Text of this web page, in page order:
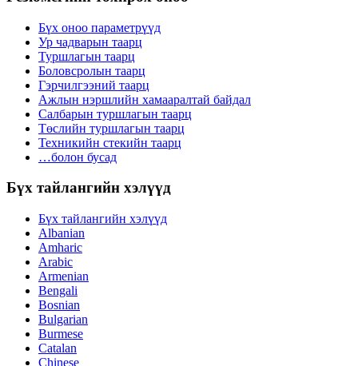
Бүх оноо параметрүүд
Ур чадварын таарц
Туршлагын таарц
Боловсролын таарц
Гэрчилгээний таарц
Ажлын нэршлийн хамааралтай байдал
Салбарын туршлагын таарц
Төслийн туршлагын таарц
Техникийн стекийн таарц
…болон бусад
Бүх тайлангийн хэлүүд
Бүх тайлангийн хэлүүд
Albanian
Amharic
Arabic
Armenian
Bengali
Bosnian
Bulgarian
Burmese
Catalan
Chinese